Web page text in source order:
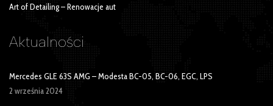
Art of Detailing – Renowacje aut
Aktualności
Mercedes GLE 63S AMG – Modesta BC-05, BC-06, EGC, LPS
2 września 2024